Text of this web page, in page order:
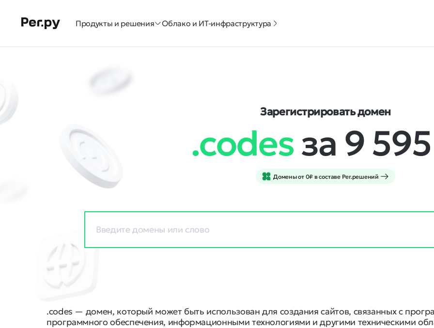
Продукты и решения Облако и ИТ-инфраструктура
Зарегистрировать домен
.codesза 9 595
Домены от 0₽ в составе Рег.решений
.codes — домен, который может быть использован для создания сайтов, связанных с
программного обеспечения, информационными технологиями и другими техническими